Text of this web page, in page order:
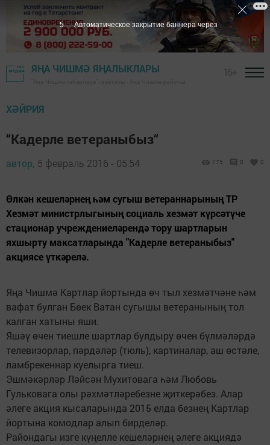
ЯҢА ЧИШМӘ ЯҢАЛЫКЛАРЫ
ХӘЙРИЯ
“Кадерле ветераныбыз“
автор, 5 февраль 2016 - 05:54 775 0 0
Өлкән кешеләрнең һәм сугыш ветераннарының ТР
Хезмәт министрлыгының социаль хезмәт күрсәтүче
стационар учреждениеләрендә тору шартларын
яхшырту максатларында "Кадерле ветераныбыз"
акциясе үткәрелә.
Яңа Чишмә Картлар йортында өч тыл хезмәтчәне һәм
вафат булган Бөек Ватан сугышы ветеранының тол
калган хатыны яши.
Яшәү өчен тиешле шартлар булдыру өчен бүлмәләрдә
телевизорлар, пәрдәләр (тюль), картиналар, аш өстәле,
ламбрекеннар куелырга тиеш.
Эшмәкәрләр Ләйсән Мухитовага һәм Любовь
Гульковага олы рәхмәтләребезне җиткерәбез. Алар
әлеге акция кысаларында 2015 елда безнең Картлар
йортына комодлар алып бирделәр.
Райондагы изге күңелле кешеләрнең әлеге акциядә
4 Автоматическое закрытие баннера через